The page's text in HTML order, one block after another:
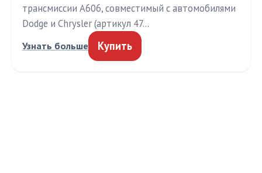
трансмиссии A606, совместимый с автомобилями
Dodge и Chrysler (артикул 47…
Узнать больше Купить